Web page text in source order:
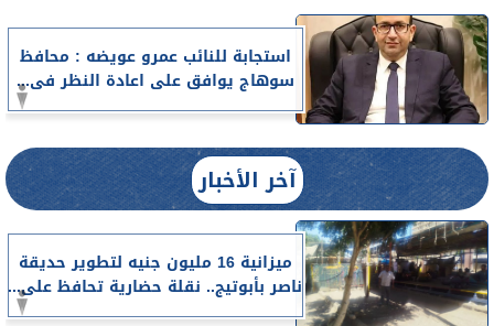
استجابة للنائب عمرو عويضه : محافظ
سوهاج يوافق على اعادة النظر فى...
آخر الأخبار
ميزانية 16 مليون جنيه لتطوير حديقة
ناصر بأبوتيج.. نقلة حضارية تحافظ على...